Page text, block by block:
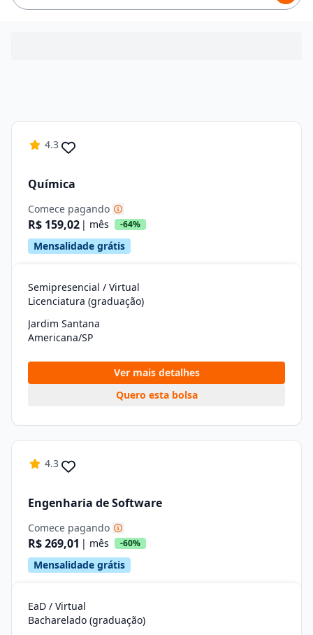
4.3
Química
Comece pagando
R$ 159,02 | mês -64%
Mensalidade grátis
Semipresencial / Virtual
Licenciatura (graduação)
Jardim Santana
Americana/SP
Ver mais detalhes
Quero esta bolsa
4.3
Engenharia de Software
Comece pagando
R$ 269,01 | mês -60%
Mensalidade grátis
EaD / Virtual
Bacharelado (graduação)